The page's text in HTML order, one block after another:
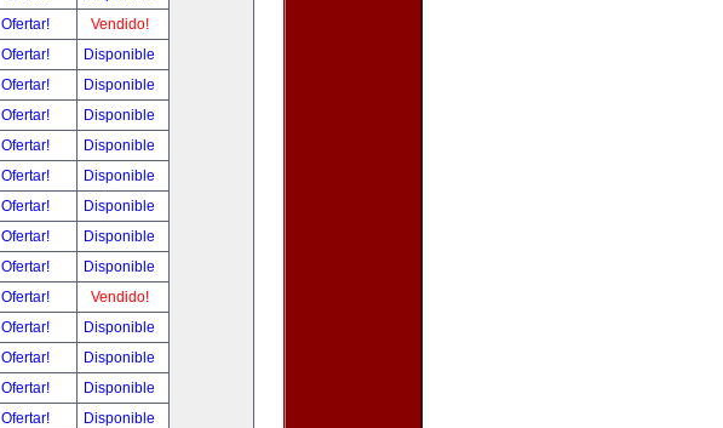
Ofertar!
Vendido!
Ofertar!
Disponible
Ofertar!
Disponible
Ofertar!
Disponible
Ofertar!
Disponible
Ofertar!
Disponible
Ofertar!
Disponible
Ofertar!
Disponible
Ofertar!
Disponible
Ofertar!
Vendido!
Ofertar!
Disponible
Ofertar!
Disponible
Ofertar!
Disponible
Ofertar!
Disponible